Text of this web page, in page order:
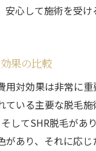
安心して施術を受
果の比較
用対効果は非常に重
ている主要な脱毛
してSHR脱毛があ
があり、それに応